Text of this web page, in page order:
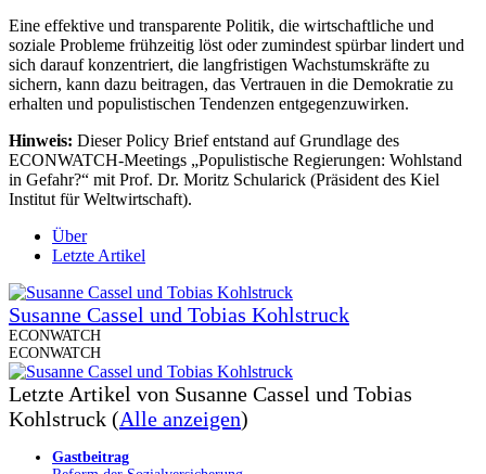
Eine effektive und transparente Politik, die wirtschaftliche und
soziale Probleme frühzeitig löst oder zumindest spürbar lindert und
sich darauf konzentriert, die langfristigen Wachstumskräfte zu
sichern, kann dazu beitragen, das Vertrauen in die Demokratie zu
erhalten und populistischen Tendenzen entgegenzuwirken.
Hinweis: Dieser Policy Brief entstand auf Grundlage des
ECONWATCH-Meetings „Populistische Regierungen: Wohlstand
in Gefahr?“ mit Prof. Dr. Moritz Schularick (Präsident des Kiel
Institut für Weltwirtschaft).
Über
Letzte Artikel
Susanne Cassel und Tobias Kohlstruck
ECONWATCH
ECONWATCH
Letzte Artikel von Susanne Cassel und Tobias
Kohlstruck (Alle anzeigen)
Gastbeitrag